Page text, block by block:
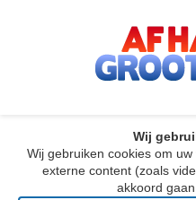
Wij
Wij gebruiken cookies om
externe content (zoals
akkoord